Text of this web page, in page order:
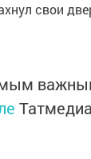
свои
Татмедиа